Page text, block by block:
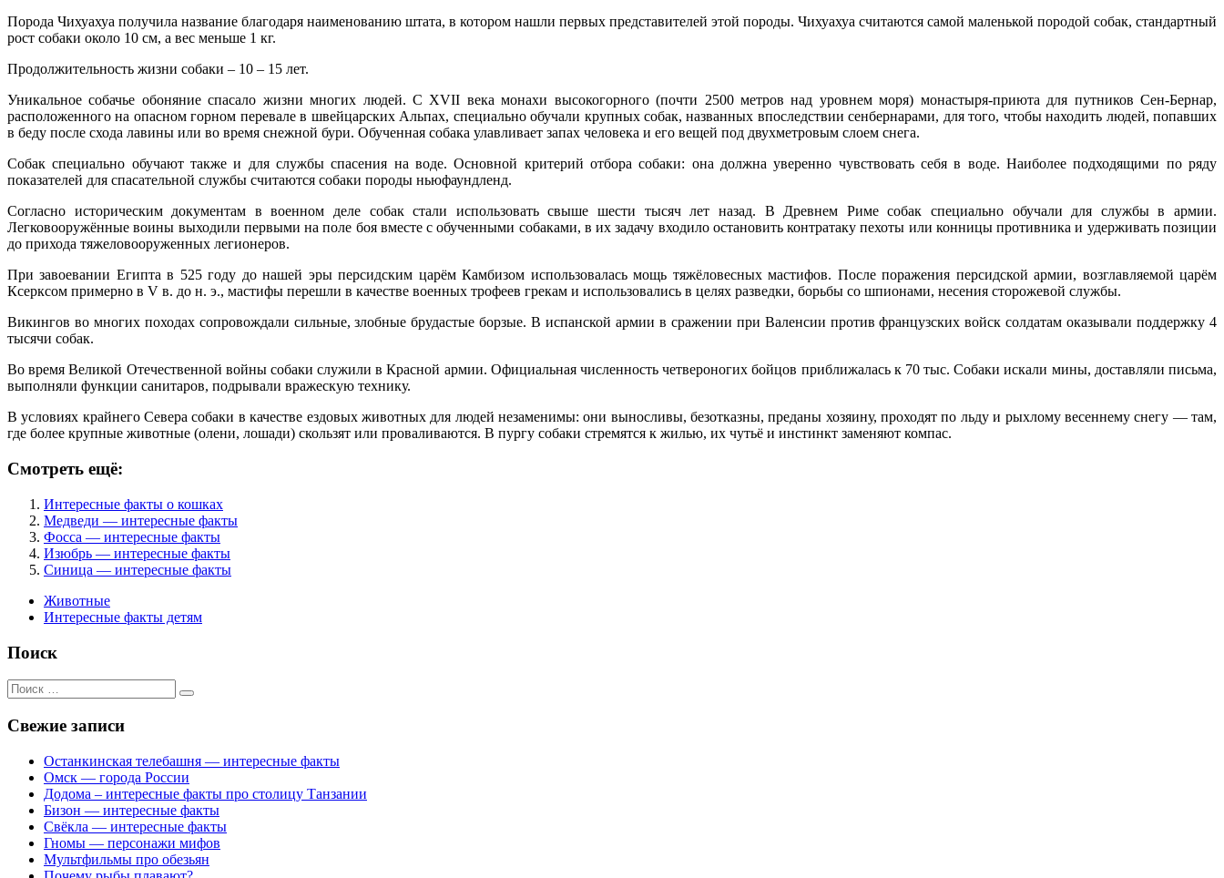
Порода Чихуахуа получила название благодаря наименованию штата, в котором нашли первых представителей этой породы. Чихуахуа считаются самой маленькой породой собак, стандартный
рост собаки около 10 см, а вес меньше 1 кг.
Продолжительность жизни собаки – 10 – 15 лет.
Уникальное собачье обоняние спасало жизни многих людей. С XVII века монахи высокогорного (почти 2500 метров над уровнем моря) монастыря-приюта для путников Сен-Бернар,
расположенного на опасном горном перевале в швейцарских Альпах, специально обучали крупных собак, названных впоследствии сенбернарами, для того, чтобы находить людей, попавших
в беду после схода лавины или во время снежной бури. Обученная собака улавливает запах человека и его вещей под двухметровым слоем снега.
Собак специально обучают также и для службы спасения на воде. Основной критерий отбора собаки: она должна уверенно чувствовать себя в воде. Наиболее подходящими по ряду
показателей для спасательной службы считаются собаки породы ньюфаундленд.
Согласно историческим документам в военном деле собак стали использовать свыше шести тысяч лет назад. В Древнем Риме собак специально обучали для службы в армии.
Легковооружённые воины выходили первыми на поле боя вместе с обученными собаками, в их задачу входило остановить контратаку пехоты или конницы противника и удерживать позиции
до прихода тяжеловооруженных легионеров.
При завоевании Египта в 525 году до нашей эры персидским царём Камбизом использовалась мощь тяжёловесных мастифов. После поражения персидской армии, возглавляемой царём
Ксерксом примерно в V в. до н. э., мастифы перешли в качестве военных трофеев грекам и использовались в целях разведки, борьбы со шпионами, несения сторожевой службы.
Викингов во многих походах сопровождали сильные, злобные брудастые борзые. В испанской армии в сражении при Валенсии против французских войск солдатам оказывали поддержку 4
тысячи собак.
Во время Великой Отечественной войны собаки служили в Красной армии. Официальная численность четвероногих бойцов приближалась к 70 тыс. Собаки искали мины, доставляли письма,
выполняли функции санитаров, подрывали вражескую технику.
В условиях крайнего Севера собаки в качестве ездовых животных для людей незаменимы: они выносливы, безотказны, преданы хозяину, проходят по льду и рыхлому весеннему снегу — там,
где более крупные животные (олени, лошади) скользят или проваливаются. В пургу собаки стремятся к жилью, их чутьё и инстинкт заменяют компас.
Смотреть ещё:
Интересные факты о кошках
Медведи — интересные факты
Фосса — интересные факты
Изюбрь — интересные факты
Синица — интересные факты
Животные
Интересные факты детям
Поиск
Поиск
для:
Свежие записи
Останкинская телебашня — интересные факты
Омск — города России
Додома – интересные факты про столицу Танзании
Бизон — интересные факты
Свёкла — интересные факты
Гномы — персонажи мифов
Мультфильмы про обезьян